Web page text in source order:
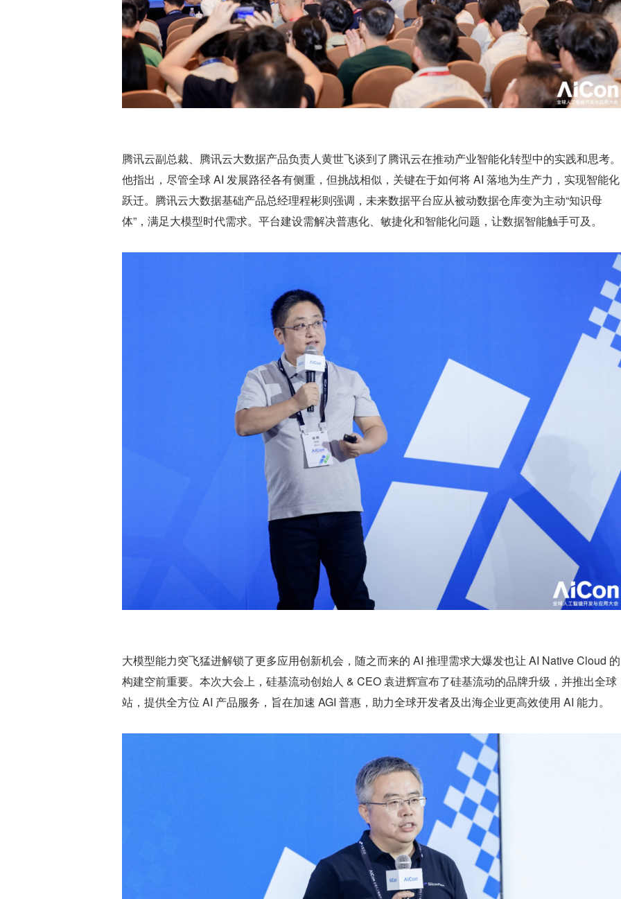
腾讯云副总裁、腾讯云大数据产品负责人黄世飞谈到了腾讯云在推动产业智能化转型中的实践和思考。
他指出，尽管全球 AI 发展路径各有侧重，但挑战相似，关键在于如何将 AI 落地为生产力，实现智能化
跃迁。腾讯云大数据基础产品总经理程彬则强调，未来数据平台应从被动数据仓库变为主动“知识母
体”，满足大模型时代需求。平台建设需解决普惠化、敏捷化和智能化问题，让数据智能触手可及。
大模型能力突飞猛进解锁了更多应用创新机会，随之而来的 AI 推理需求大爆发也让 AI Native Cloud 的
构建空前重要。本次大会上，硅基流动创始人 & CEO 袁进辉宣布了硅基流动的品牌升级，并推出全球
站，提供全方位 AI 产品服务，旨在加速 AGI 普惠，助力全球开发者及出海企业更高效使用 AI 能力。